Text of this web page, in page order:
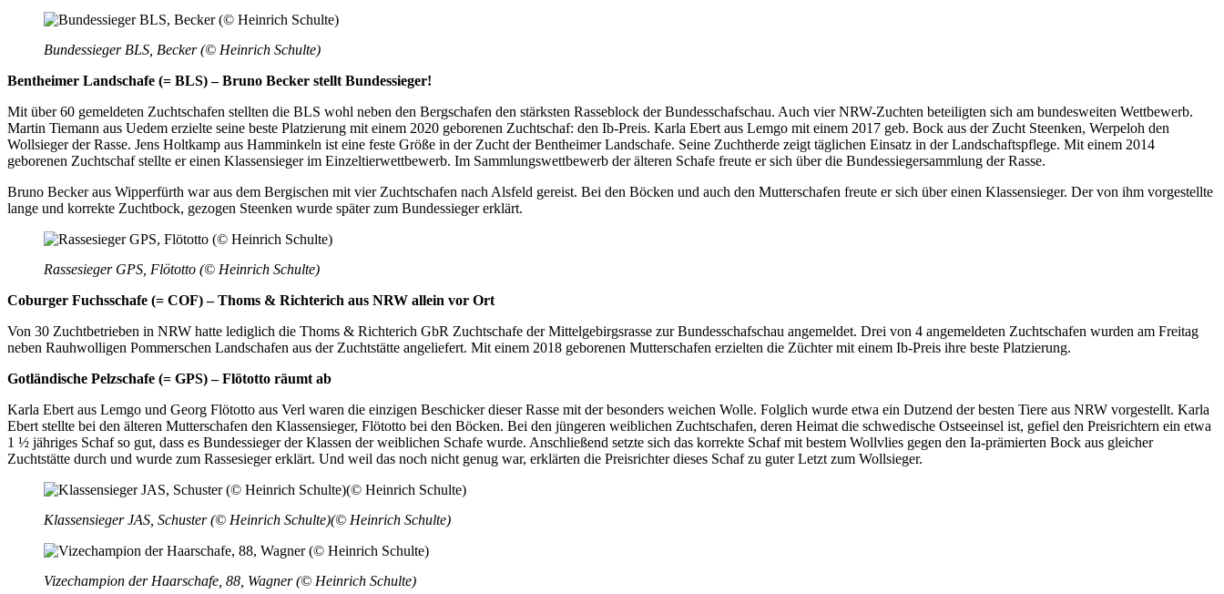
Bundessieger BLS, Becker (© Heinrich Schulte)
Bentheimer Landschafe (= BLS) – Bruno Becker stellt Bundessieger!
Mit über 60 gemeldeten Zuchtschafen stellten die BLS wohl neben den Bergschafen den stärksten Rasseblock der Bundesschafschau. Auch vier NRW-Zuchten beteiligten sich am bundesweiten Wettbewerb.
Martin Tiemann aus Uedem erzielte seine beste Platzierung mit einem 2020 geborenen Zuchtschaf: den Ib-Preis. Karla Ebert aus Lemgo mit einem 2017 geb. Bock aus der Zucht Steenken, Werpeloh den
Wollsieger der Rasse. Jens Holtkamp aus Hamminkeln ist eine feste Größe in der Zucht der Bentheimer Landschafe. Seine Zuchtherde zeigt täglichen Einsatz in der Landschaftspflege. Mit einem 2014
geborenen Zuchtschaf stellte er einen Klassensieger im Einzeltierwettbewerb. Im Sammlungswettbewerb der älteren Schafe freute er sich über die Bundessiegersammlung der Rasse.
Bruno Becker aus Wipperfürth war aus dem Bergischen mit vier Zuchtschafen nach Alsfeld gereist. Bei den Böcken und auch den Mutterschafen freute er sich über einen Klassensieger. Der von ihm vorgestellte
lange und korrekte Zuchtbock, gezogen Steenken wurde später zum Bundessieger erklärt.
Rassesieger GPS, Flötotto (© Heinrich Schulte)
Coburger Fuchsschafe (= COF) – Thoms & Richterich aus NRW allein vor Ort
Von 30 Zuchtbetrieben in NRW hatte lediglich die Thoms & Richterich GbR Zuchtschafe der Mittelgebirgsrasse zur Bundesschafschau angemeldet. Drei von 4 angemeldeten Zuchtschafen wurden am Freitag
neben Rauhwolligen Pommerschen Landschafen aus der Zuchtstätte ange­liefert. Mit einem 2018 geborenen Mutterschafen erzielten die Züchter mit einem Ib-Preis ihre beste Platzierung.
Gotländische Pelzschafe (= GPS) – Flötotto räumt ab
Karla Ebert aus Lemgo und Georg Flötotto aus Verl waren die einzigen Beschicker dieser Rasse mit der besonders weichen Wolle. Folglich wurde etwa ein Dutzend der besten Tiere aus NRW vorgestellt. Karla
Ebert stellte bei den älteren Mutterschafen den Klassensieger, Flötotto bei den Böcken. Bei den jüngeren weiblichen Zuchtschafen, deren Heimat die schwedische Ostseeinsel ist, gefiel den Preisrichtern ein etwa
1 ½ jähriges Schaf so gut, dass es Bundessieger der Klassen der weiblichen Schafe wurde. Anschließend setzte sich das korrekte Schaf mit bestem Wollvlies gegen den Ia-prämierten Bock aus gleicher
Zuchtstätte durch und wurde zum Rassesieger erklärt. Und weil das noch nicht genug war, erklärten die Preisrichter dieses Schaf zu guter Letzt zum Wollsieger.
Klassensieger JAS, Schuster (© Heinrich Schulte)(© Heinrich Schulte)
Vizechampion der Haarschafe, 88, Wagner (© Heinrich Schulte)